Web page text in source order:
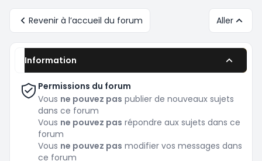
Revenir à l’accueil du forum Aller
Information
Permissions du forum
Vous ne pouvez pas publier de nouveaux sujets
dans ce forum
Vous ne pouvez pas répondre aux sujets dans ce
forum
Vous ne pouvez pas modifier vos messages dans
ce forum